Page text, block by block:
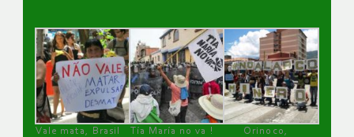
Vale mata, Brasil
Tía María no va !
Orinoco,